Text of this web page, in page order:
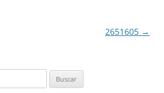
2651605 →